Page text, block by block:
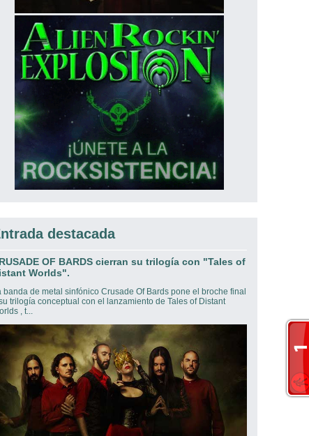
destacada
OF BARDS cierran su trilogía con "Tales of
Worlds".
banda de metal sinfónico Crusade Of Bards pone el broche final
trilogía conceptual con el lanzamiento de Tales of Distant
, t...